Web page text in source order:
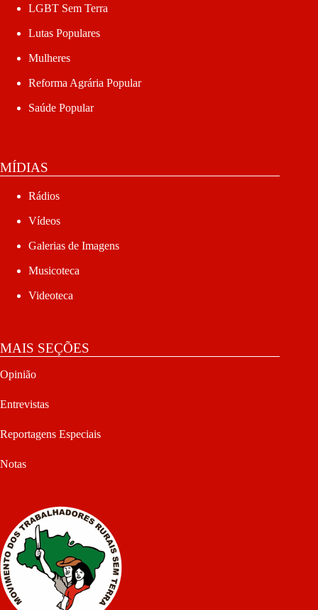
LGBT Sem Terra
Lutas Populares
Mulheres
Reforma Agrária Popular
Saúde Popular
MÍDIAS
Rádios
Vídeos
Galerias de Imagens
Musicoteca
Videoteca
MAIS SEÇÕES
Opinião
Entrevistas
Reportagens Especiais
Notas